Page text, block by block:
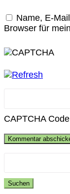
Name, E-
Browser für
CAPTCHA Code